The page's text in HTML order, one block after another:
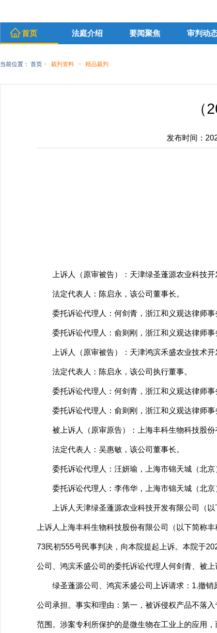
首页 法庭介绍 要闻聚焦 审判动
当前位置： 首页 > 裁判资料 > 精品裁判
发布时间：
上诉人（原审被告）：天津绿圣蓬源农业科技开
法定代表人：陈启永，该公司董事长。
委托诉讼代理人：何剑青，浙江和义观达律师事
委托诉讼代理人：俞则刚，浙江和义观达律师事
上诉人（原审被告）：天津鸿滨禾盛农业技术开
法定代表人：陈启永，该公司执行董事。
委托诉讼代理人：何剑青，浙江和义观达律师事
委托诉讼代理人：俞则刚，浙江和义观达律师事
被上诉人（原审原告）：上海丰科生物科技股份
法定代表人：吴惠敏，该公司董事长。
委托诉讼代理人：汪妍瑜，上海市锦天城（北京
委托诉讼代理人：李伟华，上海市锦天城（北京
上诉人天津绿圣蓬源农业科技开发有限公司（以
上诉人上海丰科生物科技股份有限公司（以下简称
73民初555号民事判决，向本院提起上诉。本院于
公司、鸿滨禾盛公司的委托诉讼代理人何剑青、被
绿圣蓬源公司、鸿宾禾盛公司上诉请求：1.撤销
公司承担。事实和理由：第一，被诉侵权产品不落
范围。涉案专利所保护的是微生物在工业上的应用